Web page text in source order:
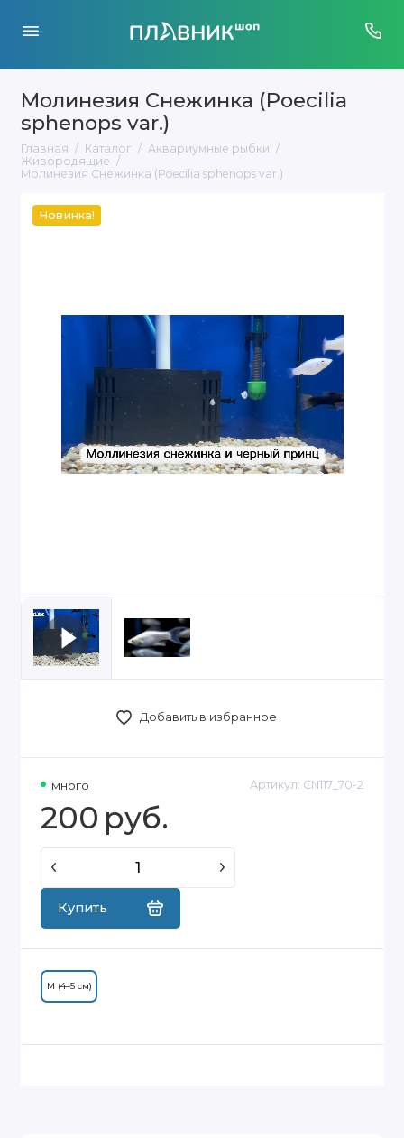
Молинезия Снежинка (Poecilia
sphenops var.)
Главная Каталог
Аквариумные рыбки
Живородящие
Молинезия Снежинка (Poecilia sphenops var.)
Новинка!
Добавить в избранное
много Артикул: CN117_70-2
200 руб.
Купить
M (4–5 см)